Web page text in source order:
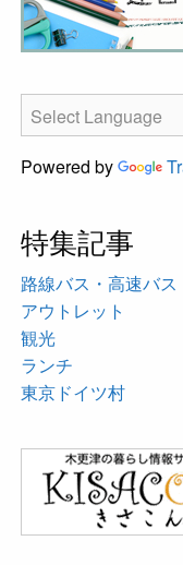
Powered by
特集記事
路線バス・高速バス
アウトレット
観光
ランチ
東京ドイツ村